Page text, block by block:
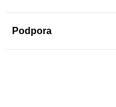
Podpora